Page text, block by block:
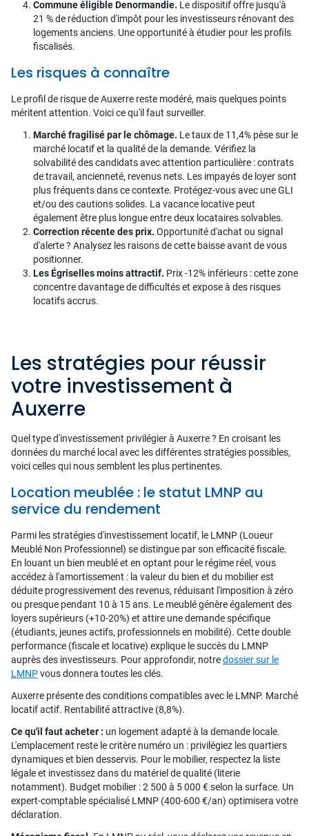
Commune éligible Denormandie. Le dispositif offre jusqu'à
21 % de réduction d'impôt pour les investisseurs rénovant des
logements anciens. Une opportunité à étudier pour les profils
fiscalisés.
Les risques à connaître
Le profil de risque de Auxerre reste modéré, mais quelques points
méritent attention. Voici ce qu'il faut surveiller.
Marché fragilisé par le chômage. Le taux de 11,4% pèse sur le
marché locatif et la qualité de la demande. Vérifiez la
solvabilité des candidats avec attention particulière : contrats
de travail, ancienneté, revenus nets. Les impayés de loyer sont
plus fréquents dans ce contexte. Protégez-vous avec une GLI
et/ou des cautions solides. La vacance locative peut
également être plus longue entre deux locataires solvables.
Correction récente des prix. Opportunité d'achat ou signal
d'alerte ? Analysez les raisons de cette baisse avant de vous
positionner.
Les Égriselles moins attractif. Prix -12% inférieurs : cette zone
concentre davantage de difficultés et expose à des risques
locatifs accrus.
Les stratégies pour réussir
votre investissement à
Auxerre
Quel type d'investissement privilégier à Auxerre ? En croisant les
données du marché local avec les différentes stratégies possibles,
voici celles qui nous semblent les plus pertinentes.
Location meublée : le statut LMNP au
service du rendement
Parmi les stratégies d'investissement locatif, le LMNP (Loueur
Meublé Non Professionnel) se distingue par son efficacité fiscale.
En louant un bien meublé et en optant pour le régime réel, vous
accédez à l'amortissement : la valeur du bien et du mobilier est
déduite progressivement des revenus, réduisant l'imposition à zéro
ou presque pendant 10 à 15 ans. Le meublé génère également des
loyers supérieurs (+10-20%) et attire une demande spécifique
(étudiants, jeunes actifs, professionnels en mobilité). Cette double
performance (fiscale et locative) explique le succès du LMNP
auprès des investisseurs. Pour approfondir, notredossier sur le
LMNPvous donnera toutes les clés.
Auxerre présente des conditions compatibles avec le LMNP. Marché
locatif actif. Rentabilité attractive (8,8%).
Ce qu'il faut acheter : un logement adapté à la demande locale.
L'emplacement reste le critère numéro un : privilégiez les quartiers
dynamiques et bien desservis. Pour le mobilier, respectez la liste
légale et investissez dans du matériel de qualité (literie
notamment). Budget mobilier : 2 500 à 5 000 € selon la surface. Un
expert-comptable spécialisé LMNP (400-600 €/an) optimisera votre
déclaration.